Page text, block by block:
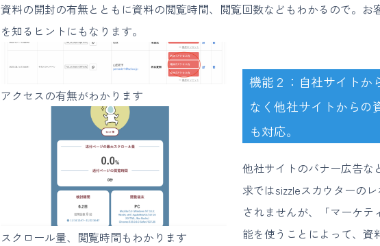
資料の開封の有無とともに資料の閲覧時間、閲覧回数などもわかるので。お
を知るヒントにもなります。
アクセスの有無がわかります
スクロール量、閲覧時間もわかります
機能２：自社サイトか
なく他社サイトからの
も対応。
他社サイトのバナー広告な
求ではsizzleスカウターの
されませんが、「マーケテ
能を使うことによって、資